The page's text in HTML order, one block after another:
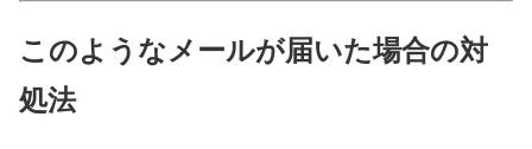
このようなメールが届いた場合の対
処法